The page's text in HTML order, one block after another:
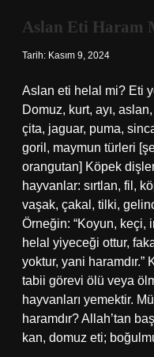
Aslan Eti Haram
Tarih: Kasım 9, 2024
Aslan eti helal mi? Eti
Domuz, kurt, ayı,
çita, jaguar, puma,
goril, maymun türleri
orangutan] Köpek
hayvanlar: sırtlan, fil,
vaşak, çakal, tilki,
Örneğin: “Koyun, keçi,
helal yiyeceği ottur,
yoktur, yani haramdır.”
tabii görevi ölü veya
hayvanları yemektir.
haramdır? Allah’tan
kan, domuz eti;